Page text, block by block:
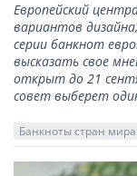
Европейский
вариантов
серии банкнот
высказать свое
открыт до 21
совет выберет
Банкноты стран мира